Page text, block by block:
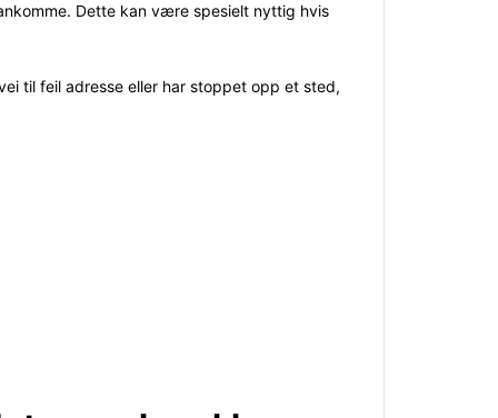
Dette kan være spesielt nyttig hvis
til feil adresse eller har stoppet opp et sted,